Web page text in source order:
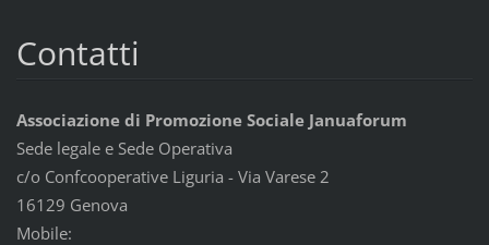
Contatti
Associazione di Promozione Sociale Januaforum
Sede legale e Sede Operativa
c/o Confcooperative Liguria - Via Varese 2
16129 Genova
Mobile: